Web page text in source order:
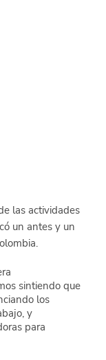
las actividades
un antes y un
sintiendo que
los
y
para